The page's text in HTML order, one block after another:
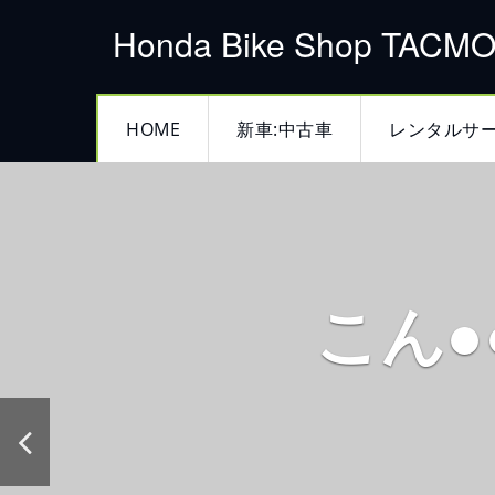
Honda Bike Shop
HOME 新車:中古車 レンタルサ
こん